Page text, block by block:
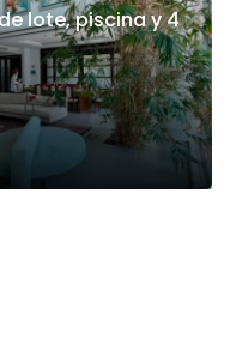
lote, piscina y 4